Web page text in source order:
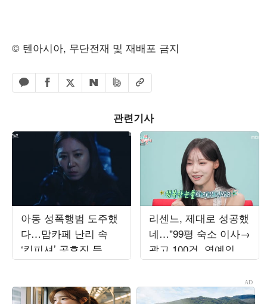
© 텐아시아, 무단전재 및 재배포 금지
카카오톡 공유하기
페이스북 공유하기
엑스 공유하기
네이버 공유하기
밴드 공유하기
URL복사
관련기사
아동 성폭행범 도주했
다…맘카페 난리 속
‘킹피셔’ 공효진 등판
(‘유부녀 킬러’)
리센느, 제대로 성공했
네…"99평 숙소 이사→
광고 100건, 연예인병
경계" ('전참시')